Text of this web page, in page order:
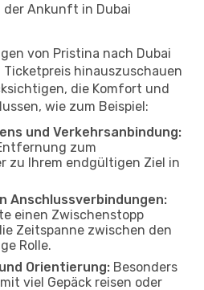
der Ankunft in Dubai
von Pristina nach Dubai
hinauszuschauen
die Komfort und
wie zum Beispiel:
und Verkehrsanbindung:
zum
zu Ihrem endgültigen Ziel in
Anschlussverbindungen:
einen Zwischenstopp
Zeitspanne zwischen den
Rolle.
Orientierung: Besonders
viel Gepäck reisen oder